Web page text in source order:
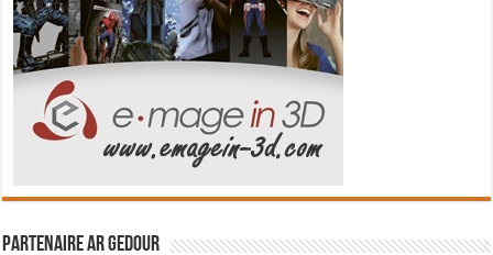
Partenaire Ar Gedour